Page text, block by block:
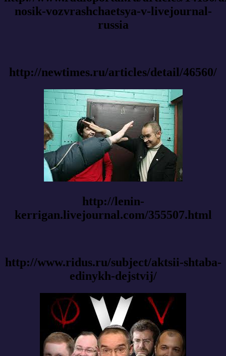
nosik-vozvrashchaetsya-v-livejournal-
russia
http://newtimes.ru/articles/detail/46560/
http://lenin-
kerrigan.livejournal.com/355507.html
http://www.ridus.ru/subject/aktsii-shtaba-
edinykh-dejstvij/